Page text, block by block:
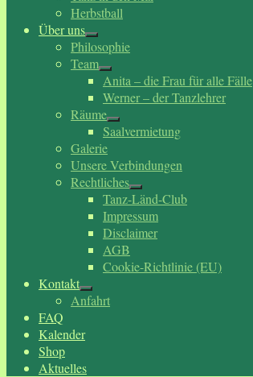
Herbstball
Über uns
Philosophie
Team
Anita – die Frau für alle Fälle
Werner – der Tanzlehrer
Räume
Saalvermietung
Galerie
Unsere Verbindungen
Rechtliches
Tanz-Länd-Club
Impressum
Disclaimer
AGB
Cookie-Richtlinie (EU)
Kontakt
Anfahrt
FAQ
Kalender
Shop
Aktuelles